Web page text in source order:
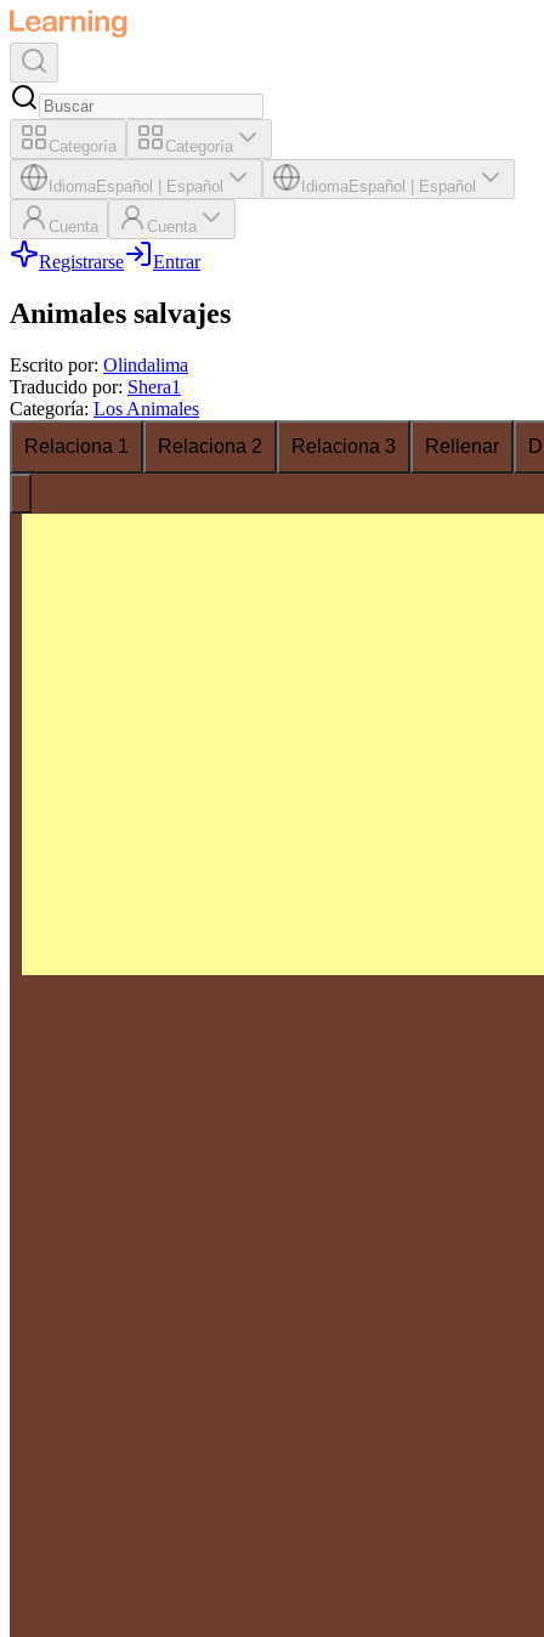
Categoría Categoría
IdiomaEspañol Español IdiomaEspañol Español
Cuenta Cuenta
Registrarse Entrar
Animales salvajes
Escrito por: Olindalima
Traducido por: Shera1
Categoría: Los Animales
Relaciona 1
Relaciona 2 Relaciona 3 Rellenar